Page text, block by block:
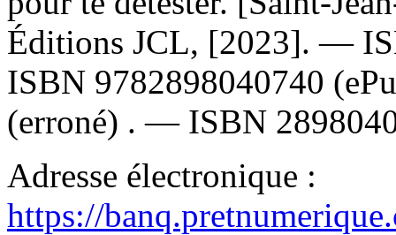
Éditions JCL, [2023]. —
ISBN 9782898040740
(erroné) . — ISBN
Adresse électronique :
https://